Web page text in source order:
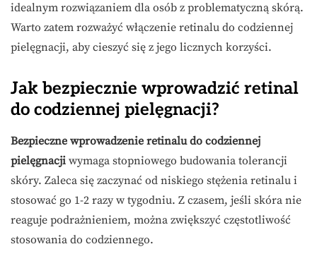
idealnym rozwiązaniem dla osób z problematyczną skórą.
Warto zatem rozważyć włączenie retinalu do codziennej
pielęgnacji, aby cieszyć się z jego licznych korzyści.
Jak bezpiecznie wprowadzić retinal
do codziennej pielęgnacji?
Bezpieczne wprowadzenie retinalu do codziennej
pielęgnacji wymaga stopniowego budowania tolerancji
skóry. Zaleca się zaczynać od niskiego stężenia retinalu i
stosować go 1-2 razy w tygodniu. Z czasem, jeśli skóra nie
reaguje podrażnieniem, można zwiększyć częstotliwość
stosowania do codziennego.